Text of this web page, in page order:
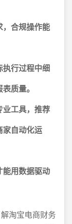
，合规操作能
执行过程中细
质量。
业工具，推荐
家自动化运
能用数据驱动
淘宝电商财务